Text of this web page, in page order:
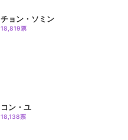
チョン・ソミン
18,819票
コン・ユ
18,138票